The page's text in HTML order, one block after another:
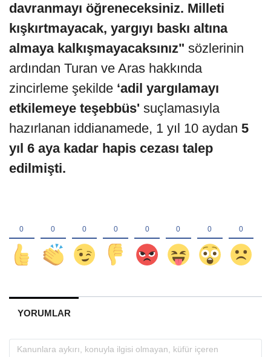
davranmayı öğreneceksiniz. Milleti
kışkırtmayacak, yargıyı baskı altına
almaya kalkışmayacaksınız" sözlerinin
ardından Turan ve Aras hakkında
zincirleme şekilde ‘adil yargılamayı
etkilemeye teşebbüs' suçlamasıyla
hazırlanan iddianamede, 1 yıl 10 aydan 5
yıl 6 aya kadar hapis cezası talep
edilmişti.
YORUMLAR